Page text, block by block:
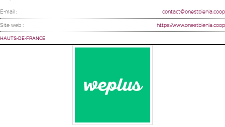
E-mail : contact@onestbienla.coop
Site web : https://www.onestbienla.coop
HAUTS-DE-FRANCE